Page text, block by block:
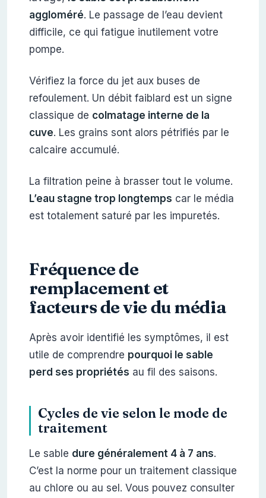
aggloméré. Le passage de l’eau devient
difficile, ce qui fatigue inutilement votre
pompe.
Vérifiez la force du jet aux buses de
refoulement. Un débit faiblard est un signe
classique de colmatage interne de la
cuve. Les grains sont alors pétrifiés par le
calcaire accumulé.
La filtration peine à brasser tout le volume.
L’eau stagne trop longtemps car le média
est totalement saturé par les impuretés.
Fréquence de
remplacement et
facteurs de vie du média
Après avoir identifié les symptômes, il est
utile de comprendre pourquoi le sable
perd ses propriétés au fil des saisons.
Cycles de vie selon le mode de
traitement
Le sable dure généralement 4 à 7 ans.
C’est la norme pour un traitement classique
au chlore ou au sel. Vous pouvez consulter